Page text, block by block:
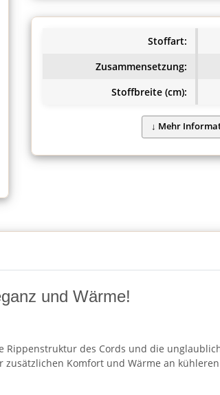
Stoffart:
Zusammensetzung:
Stoffbreite (cm):
und Wärme!
des Cords und die
Komfort und Wärme an